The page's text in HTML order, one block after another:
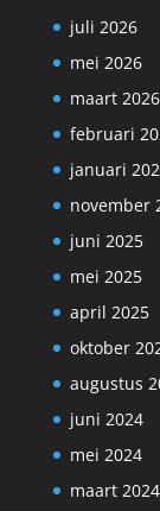
juli 2026
mei 2026
maart 2026
februari
januari
november
juni 2025
mei 2025
april 2025
oktober
augustus
juni 2024
mei 2024
maart 2024